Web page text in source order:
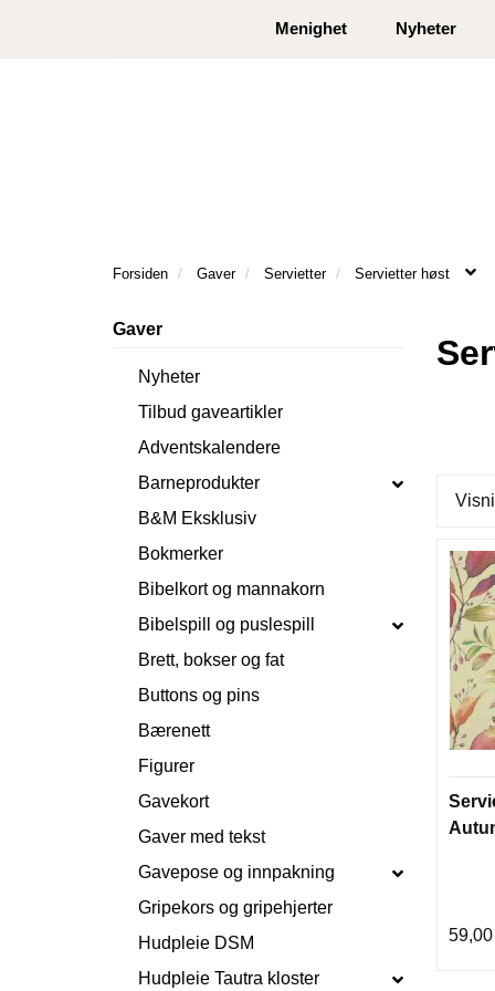
Åpningstider Logg inn
Menighet Nyheter
Forsiden Gaver Servietter Servietter høst
Gaver
Nyheter
Tilbud gaveartikler
Adventskalendere
Barneprodukter
B&M Eksklusiv
Bokmerker
Bibelkort og mannakorn
Bibelspill og puslespill
Brett, bokser og fat
Buttons og pins
Bærenett
Figurer
Gavekort
Gaver med tekst
Gavepose og innpakning
Gripekors og gripehjerter
Hudpleie DSM
Hudpleie Tautra kloster
59,00